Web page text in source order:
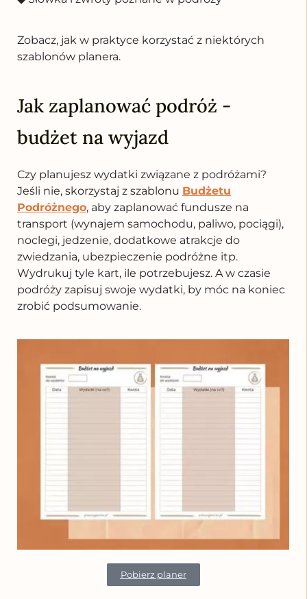
Zobacz, jak w praktyce korzystać z niektórych
szablonów planera.
Jak zaplanować podróż -
budżet na wyjazd
Czy planujesz wydatki związane z podróżami?
Jeśli nie, skorzystaj z szablonu Budżetu
Podróżnego, aby zaplanować fundusze na
transport (wynajem samochodu, paliwo, pociągi),
noclegi, jedzenie, dodatkowe atrakcje do
zwiedzania, ubezpieczenie podróżne itp.
Wydrukuj tyle kart, ile potrzebujesz. A w czasie
podróży zapisuj swoje wydatki, by móc na koniec
zrobić podsumowanie.
Pobierz planer